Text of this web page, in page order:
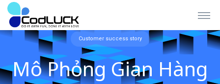
Customer success story
Mô Phỏng Gian Hàng